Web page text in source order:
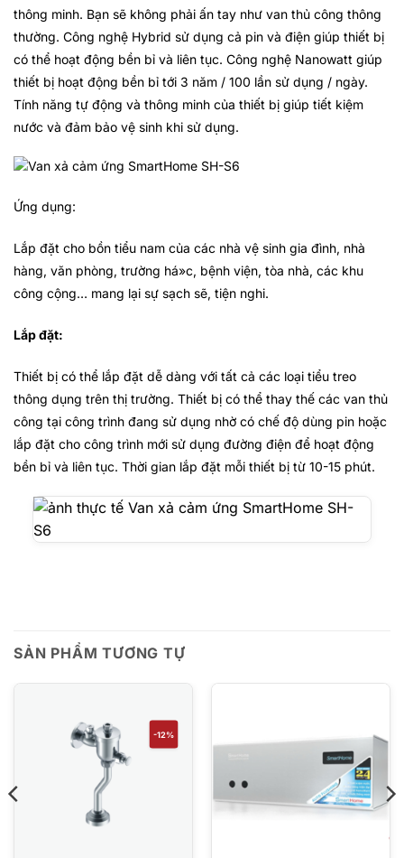
thông minh. Bạn sẽ không phải ấn tay như van thủ công thông
thường. Công nghệ Hybrid sử dụng cả pin và điện giúp thiết bị
có thể hoạt động bền bỉ và liên tục. Công nghệ Nanowatt giúp
thiết bị hoạt động bền bỉ tới 3 năm / 100 lần sử dụng / ngày.
Tính năng tự động và thông minh của thiết bị giúp tiết kiệm
nước và đảm bảo vệ sinh khi sử dụng.
Ứng dụng:
Lắp đặt cho bồn tiểu nam của các nhà vệ sinh gia đình, nhà
hàng, văn phòng, trường há»c, bệnh viện, tòa nhà, các khu
công cộng… mang lại sự sạch sẽ, tiện nghi.
Lắp đặt:
Thiết bị có thể lắp đặt dễ dàng với tất cả các loại tiểu treo
thông dụng trên thị trường. Thiết bị có thể thay thế các van thủ
công tại công trình đang sử dụng nhờ có chế độ dùng pin hoặc
lắp đặt cho công trình mới sử dụng đường điện để hoạt động
bền bỉ và liên tục. Thời gian lắp đặt mỗi thiết bị từ 10-15 phút.
SẢN PHẨM TƯƠNG TỰ
-12%